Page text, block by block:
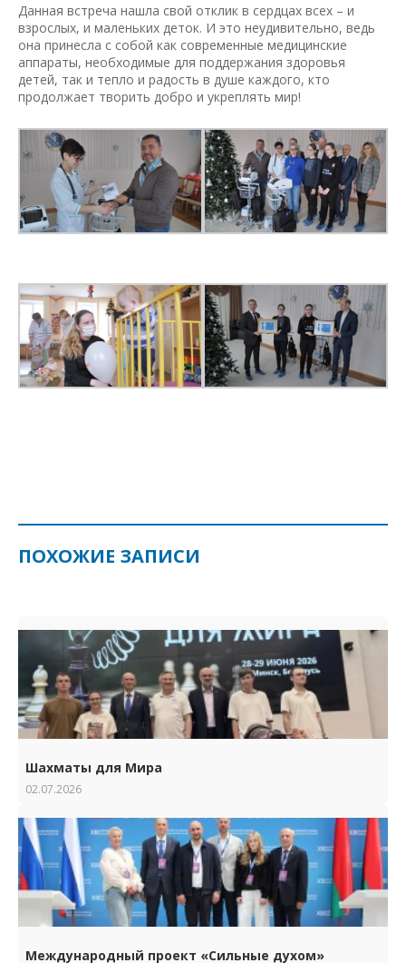
Данная встреча нашла свой отклик в сердцах всех – и
взрослых, и маленьких деток. И это неудивительно, ведь
она принесла с собой как современные медицинские
аппараты, необходимые для поддержания здоровья
детей, так и тепло и радость в душе каждого, кто
продолжает творить добро и укреплять мир!
ПОХОЖИЕ ЗАПИСИ
Шахматы для Мира
02.07.2026
Международный проект «Сильные духом»